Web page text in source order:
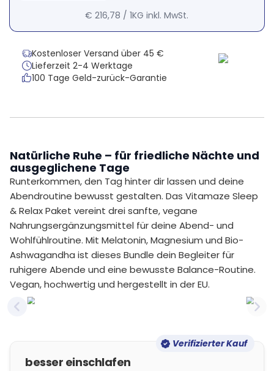
€ 216,78 /1KG inkl. MwSt.
Kostenloser Versand über 45 €
Lieferzeit 2-4 Werktage
100 Tage Geld-zurück-Garantie
Natürliche Ruhe – für friedliche Nächte und
ausgeglichene Tage
Runterkommen, den Tag hinter dir lassen und deine
Abendroutine bewusst gestalten. Das Vitamaze Sleep
& Relax Paket vereint drei sanfte, vegane
Nahrungsergänzungsmittel für deine Abend- und
Wohlfühlroutine. Mit Melatonin, Magnesium und Bio-
Ashwagandha ist dieses Bundle dein Begleiter für
ruhigere Abende und eine bewusste Balance-Routine.
Vegan, hochwertig und hergestellt in der EU.
Previous slide
Verifizierter Kauf
besser einschlafen